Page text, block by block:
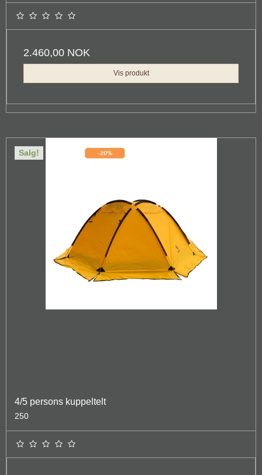
2.460,00 NOK
Vis produkt
Salg!
4/5 persons kuppeltelt
250